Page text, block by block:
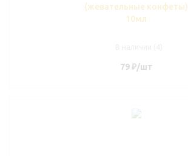
(жевательные конфеты)
10мл
79₽/шт